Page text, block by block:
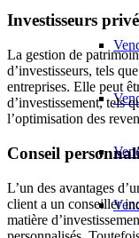
Investisseurs
La gestion de
d’investisseurs, tels
entreprises. Elle peut
d’investissement, tels
l’optimisation des
Conseil
L’un des avantages
client a un conseiller
matière